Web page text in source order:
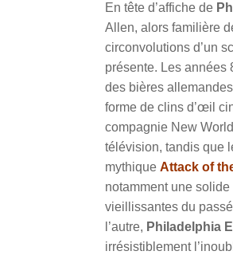
En tête d’affiche de
Allen, alors familière
circonvolutions d’un
présente. Les années
des bières
forme de clins d’œil
compagnie New
télévision, tandis que
mythique Attack of
notamment une
vieillissantes du
l’autre, Philadelphia
irrésistiblement